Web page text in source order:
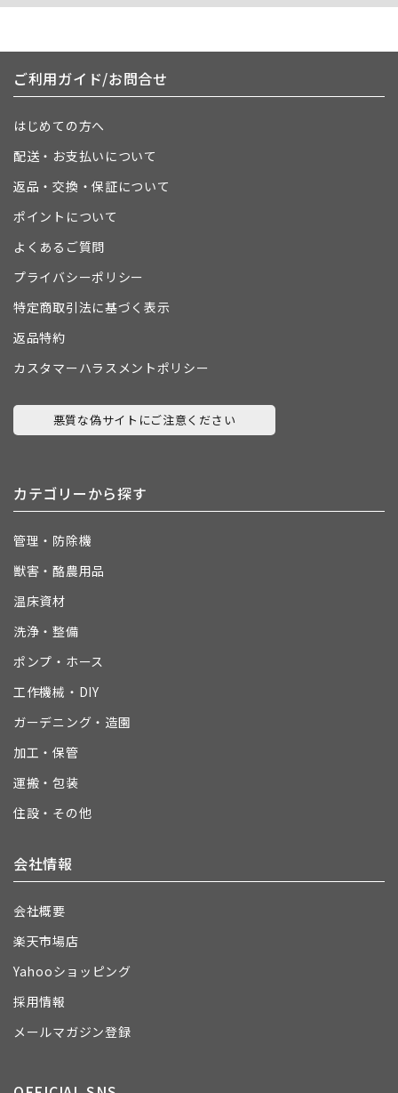
ご利用ガイド/お問合せ
はじめての方へ
配送・お支払いについて
返品・交換・保証について
ポイントについて
よくあるご質問
プライバシーポリシー
特定商取引法に基づく表示
返品特約
カスタマーハラスメントポリシー
悪質な偽サイトにご注意ください
カテゴリーから探す
管理・防除機
獣害・酪農用品
温床資材
洗浄・整備
ポンプ・ホース
工作機械・DIY
ガーデニング・造園
加工・保管
運搬・包装
住設・その他
会社情報
会社概要
楽天市場店
Yahooショッピング
採用情報
メールマガジン登録